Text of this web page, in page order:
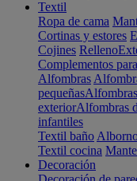
Textil
Ropa de cama
Cortinas y estores
Cojines Relleno
Complementos
Alfombras
pequeñas
exteriorAlfombras
infantiles
Textil baño
Textil cocina
Decoración